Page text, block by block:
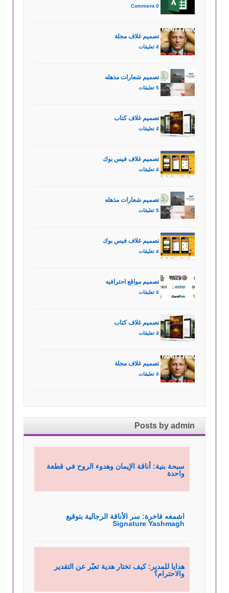
0 Comment
تصميم غلاف مجلة
4 تعليقات
تصميم شعارات مذهله
5 تعليقات
تصميم غلاف كتاب
4 تعليقات
تصميم غلاف فيس بوك
4 تعليقات
تصميم شعارات مذهله
5 تعليقات
تصميم غلاف فيس بوك
4 تعليقات
تصميم مواقع احترافيه
4 تعليقات
تصميم غلاف كتاب
4 تعليقات
تصميم غلاف مجلة
4 تعليقات
Posts by admin
سبحة بنية: أناقة الإيمان وهدوء الروح في قطعة
واحدة
اشمغه فاخرة: سر الأناقة الرجالية بتوقيع
Signature Yashmagh
هدايا للمدير: كيف تختار هدية تعبّر عن التقدير
والاحترام؟